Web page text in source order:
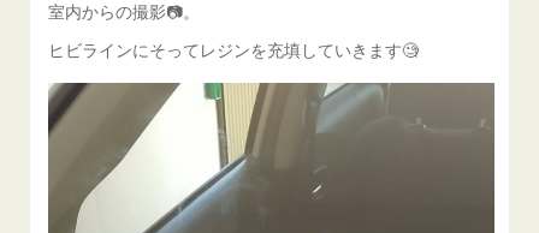
室内からの撮影📷️。
ヒビラインにそってレジンを充填していきます🧐